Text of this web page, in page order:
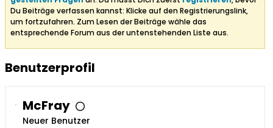
Du Beiträge verfassen kannst: Klicke auf den Registrierungslink,
um fortzufahren. Zum Lesen der Beiträge wähle das
entsprechende Forum aus der untenstehenden Liste aus.
Benutzerprofil
McFray
Neuer Benutzer